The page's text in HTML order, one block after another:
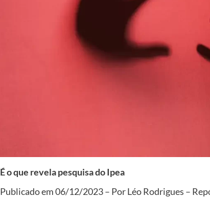
É o que revela pesquisa do Ipea
Publicado em 06/12/2023 – Por Léo Rodrigues –